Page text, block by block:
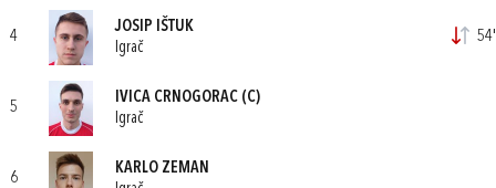
4
JOSIP IŠTUK
Igrač
54'
5
IVICA CRNOGORAC (C)
Igrač
6
KARLO ZEMAN